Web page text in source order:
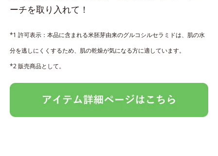
ーチを取り入れて！
*1 許可表示：本品に含まれる米胚芽由来のグルコシルセラミドは、肌の水
分を逃しにくくするため、肌の乾燥が気になる方に適しています。
*2 販売商品として。